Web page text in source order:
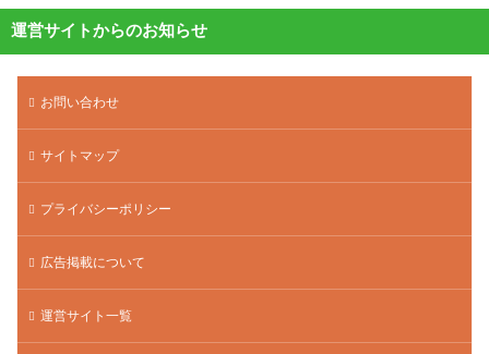
運営サイトからのお知らせ
お問い合わせ
サイトマップ
プライバシーポリシー
広告掲載について
運営サイト一覧